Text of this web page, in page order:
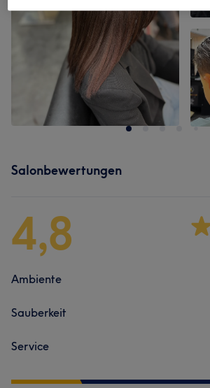
Salonbewertungen
4,8
Ambiente
Sauberkeit
Service